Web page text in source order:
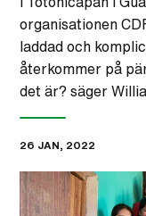
organisationen
laddad och
återkommer på
det är? säger
26 JAN, 2022